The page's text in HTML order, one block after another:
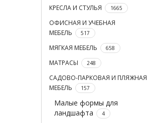
КРЕСЛА И СТУЛЬЯ 1665
ОФИСНАЯ И УЧЕБНАЯ
МЕБЕЛЬ
517
МЯГКАЯ МЕБЕЛЬ 658
МАТРАСЫ 248
САДОВО-ПАРКОВАЯ И ПЛЯЖНАЯ
МЕБЕЛЬ
157
Малые формы для
ландшафта
4